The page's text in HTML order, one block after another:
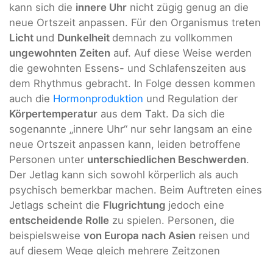
kann sich die innere Uhr nicht zügig genug an die
neue Ortszeit anpassen. Für den Organismus treten
Licht und Dunkelheit demnach zu vollkommen
ungewohnten Zeiten auf. Auf diese Weise werden
die gewohnten Essens- und Schlafenszeiten aus
dem Rhythmus gebracht. In Folge dessen kommen
auch die Hormonproduktion und Regulation der
Körpertemperatur aus dem Takt. Da sich die
sogenannte „innere Uhr“ nur sehr langsam an eine
neue Ortszeit anpassen kann, leiden betroffene
Personen unter unterschiedlichen Beschwerden.
Der Jetlag kann sich sowohl körperlich als auch
psychisch bemerkbar machen. Beim Auftreten eines
Jetlags scheint die Flugrichtung jedoch eine
entscheidende Rolle zu spielen. Personen, die
beispielsweise von Europa nach Asien reisen und
auf diesem Wege gleich mehrere Zeitzonen